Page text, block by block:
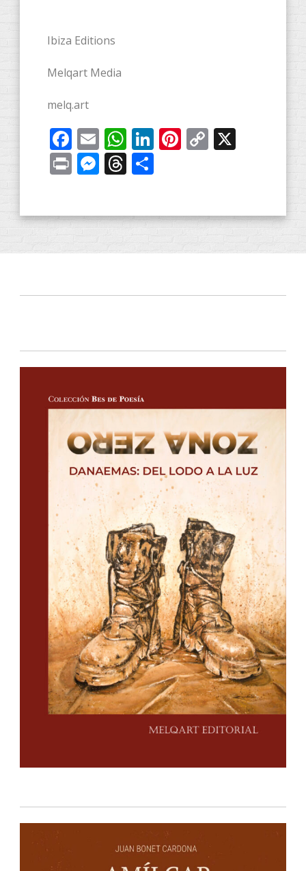
Ibiza Editions
Melqart Media
melq.art
Facebook
EmailWhatsApp
LinkedIn
Pinterest
Copy
PrintMessenger
Threads